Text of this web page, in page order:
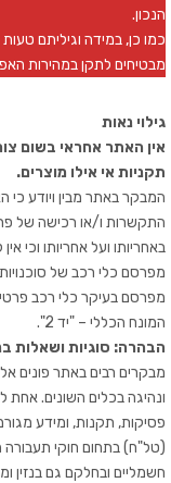
הנכון.
כמו כן, במידה וגיליתם
מבטיחים לתקן במהירות
גילוי נאות
אין האתר אחראי בשום
תקניות אי אילו מוצרים.
המבקר באתר מבין ויודע כי
התקשרות ו/או רכישה של
באחריותו ועל אחריותו וכי
מפרסם כלי רכב של
המונח הכללי – "יד 2".
הבהרה: סוגיות ושאלות
מבקרים רבים באתר פונים
ונהיגה בכלים השונים. אחת
פסיקות, תקנות, ומידע
(טל"ח) בתחום חוקי תעבורה
חשמליים ובחלקם גם בנזין